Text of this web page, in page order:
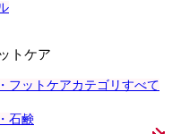
トケア
フットケアカテゴリすべて
石鹸